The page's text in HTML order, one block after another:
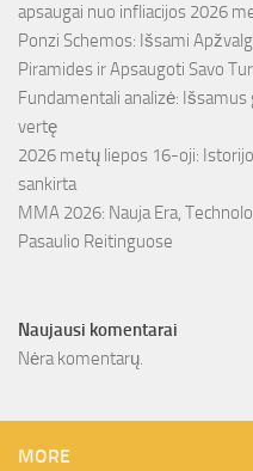
apsaugai nuo infliacijos 2026
Ponzi Schemos: Išsami
Piramides ir Apsaugoti Savo
Fundamentali analizė:
vertę
2026 metų liepos 16-oji:
sankirta
MMA 2026: Nauja Era,
Pasaulio Reitinguose
Naujausi komentarai
Nėra komentarų.
MORE